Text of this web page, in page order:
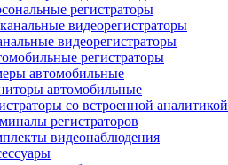
регистраторы
видеорегистраторы
видеорегистраторы
регистраторы
автомобильные
автомобильные
со встроенной аналитикой
регистраторов
видеонаблюдения